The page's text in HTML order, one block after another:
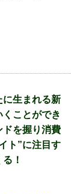
生まれる新
ことができ
ドを握り消費
ト”に注目す
！